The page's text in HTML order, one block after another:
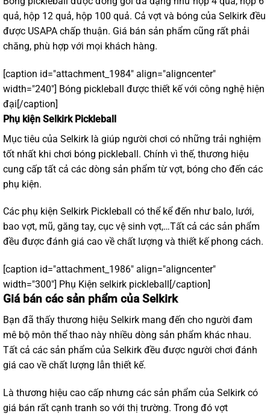
quả, hộp 12 quả, hộp 100 quả. Cả vợt và bóng của Selkirk đều
được USAPA chấp thuận. Giá bán sản phẩm cũng rất phải
chăng, phù hợp với mọi khách hàng.
[caption id="attachment_1984" align="aligncenter"
width="240"] Bóng pickleball được thiết kế với công nghệ hiện
đại[/caption]
Phụ kiện Selkirk Pickleball
Mục tiêu của Selkirk là giúp người chơi có những trải nghiệm
tốt nhất khi chơi bóng pickleball. Chính vì thế, thương hiệu
cung cấp tất cả các dòng sản phẩm từ vợt, bóng cho đến các
phụ kiện.
Các phụ kiện Selkirk Pickleball có thể kể đến như balo, lưới,
bao vợt, mũ, găng tay, cục vệ sinh vợt,…Tất cả các sản phẩm
đều được đánh giá cao về chất lượng và thiết kế phong cách.
[caption id="attachment_1986" align="aligncenter"
width="300"] Phụ Kiện selkirk pickleball[/caption]
Giá bán các sản phẩm của Selkirk
Bạn đã thấy thương hiệu Selkirk mang đến cho người đam
mê bộ môn thể thao này nhiều dòng sản phẩm khác nhau.
Tất cả các sản phẩm của Selkirk đều được người chơi đánh
giá cao về chất lượng lẫn thiết kế.
Là thương hiệu cao cấp nhưng các sản phẩm của Selkirk có
giá bán rất cạnh tranh so với thị trường. Trong đó vợt